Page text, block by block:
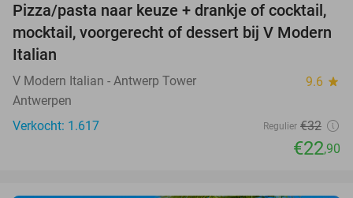
28%
Pizza/pasta naar keuze + drankje of cocktail,
mocktail, voorgerecht of dessert bij V Modern
Italian
V Modern Italian - Antwerp Tower 9.6 star
Antwerpen
Verkocht: 1.617
Regulier €32
€22,90